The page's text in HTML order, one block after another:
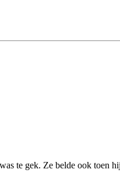
te gek. Ze belde ook toen